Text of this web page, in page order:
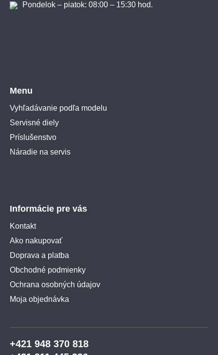
Pondelok – piatok: 08:00 – 15:30 hod.
Menu
Vyhľadávanie podľa modelu
Servisné diely
Príslušenstvo
Náradie na servis
Informácie pre vás
Kontakt
Ako nakupovať
Doprava a platba
Obchodné podmienky
Ochrana osobných údajov
Moja objednávka
+421 948 370 818